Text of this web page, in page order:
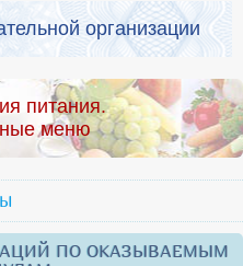
организации
питания.
меню
ПО ОКАЗЫВАЕМЫМ